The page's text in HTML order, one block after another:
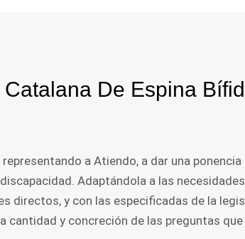
De Espina
a Atiendo, a dar una
Adaptándola a las
directos, y con las especificadas de la
cantidad y concreción de las preguntas